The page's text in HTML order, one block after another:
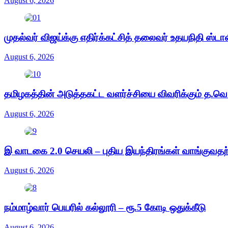
முதல்வர் விஜய்க்கு எதிர்க்கட்சித் தலைவர் உதயநிதி
August 6, 2026
தமிழகத்தின் அடுத்தகட்ட வளர்ச்சியை விவரிக்கும்
August 6, 2026
இ வாடகை 2.0 செயலி – புதிய இயந்திரங்கள்
August 6, 2026
நம்மாழ்வார் பெயரில் கல்லூரி – ரூ.5 கோடி ஒதுக்கீடு